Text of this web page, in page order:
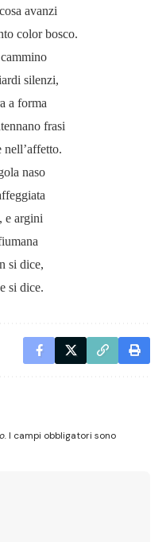
avanzi
color bosco.
silenzi,
a forma
frasi
naso
e argini
si dice,
si dice.
I campi obbligatori sono